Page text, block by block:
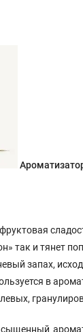
так и тянет
запах,
в